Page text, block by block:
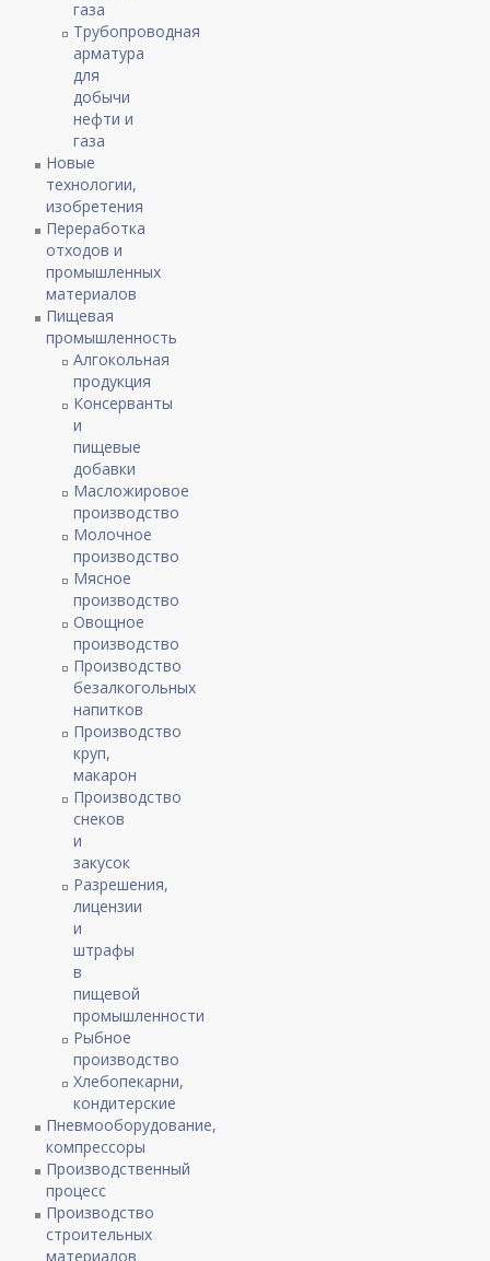
газа
Трубопроводная
арматура
для
добычи
нефти и
газа
Новые
технологии,
изобретения
Переработка
отходов и
промышленных
материалов
Пищевая
промышленность
Алгокольная
продукция
Консерванты
и
пищевые
добавки
Масложировое
производство
Молочное
производство
Мясное
производство
Овощное
производство
Производство
безалкогольных
напитков
Производство
круп,
макарон
Производство
снеков
и
закусок
Разрешения,
лицензии
и
штрафы
в
пищевой
промышленности
Рыбное
производство
Хлебопекарни,
кондитерские
Пневмооборудование,
компрессоры
Производственный
процесс
Производство
строительных
материалов